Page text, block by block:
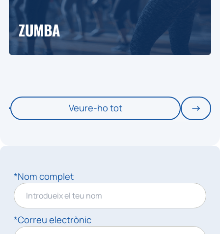
ZUMBA
Veure-ho tot
*Nom complet
*Correu electrònic